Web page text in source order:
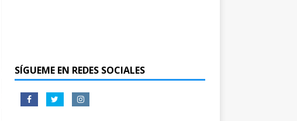
SÍGUEME EN REDES SOCIALES